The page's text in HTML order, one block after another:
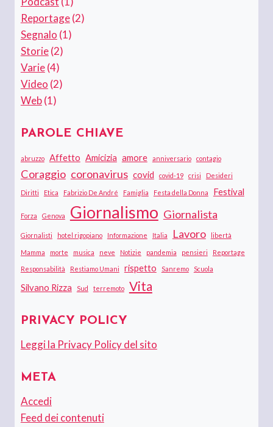
Reportage(2)
Segnalo (1)
Storie(2)
Varie(4)
Video (2)
Web(1)
PAROLE CHIAVE
abruzzo Affetto Amicizia amore anniversario contagio
Coraggio coronavirus covid covid-19 crisi Desideri
Diritti Etica Fabrizio De André Famiglia Festa della Donna Festival
Forza Genova Giornalismo Giornalista
Giornalisti hotel rigopiano Informazione Italia Lavoro libertà
Mamma morte musica neve Notizie pandemia pensieri Reportage
Responsabilità Restiamo Umani rispetto Sanremo Scuola
Silvano Rizza Sud terremoto Vita
PRIVACY POLICY
Leggi la Privacy Policy del sito
META
Accedi
Feed dei contenuti